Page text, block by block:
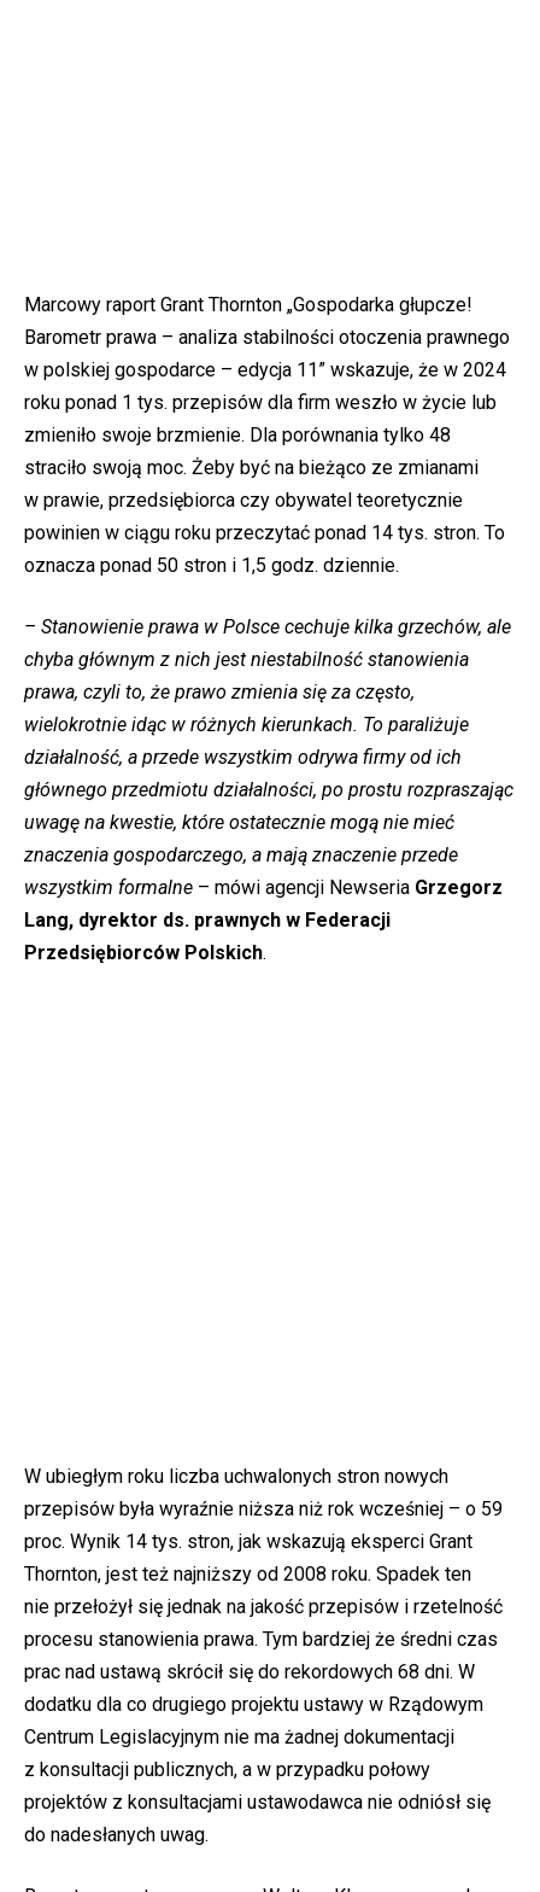
Marcowy raport Grant Thornton „Gospodarka głupcze!
Barometr prawa – analiza stabilności otoczenia prawnego
w polskiej gospodarce – edycja 11” wskazuje, że w 2024
roku ponad 1 tys. przepisów dla firm weszło w życie lub
zmieniło swoje brzmienie. Dla porównania tylko 48
straciło swoją moc. Żeby być na bieżąco ze zmianami
w prawie, przedsiębiorca czy obywatel teoretycznie
powinien w ciągu roku przeczytać ponad 14 tys. stron. To
oznacza ponad 50 stron i 1,5 godz. dziennie.
– Stanowienie prawa w Polsce cechuje kilka grzechów, ale
chyba głównym z nich jest niestabilność stanowienia
prawa, czyli to, że prawo zmienia się za często,
wielokrotnie idąc w różnych kierunkach. To paraliżuje
działalność, a przede wszystkim odrywa firmy od ich
głównego przedmiotu działalności, po prostu rozpraszając
uwagę na kwestie, które ostatecznie mogą nie mieć
znaczenia gospodarczego, a mają znaczenie przede
wszystkim formalne – mówi agencji Newseria Grzegorz
Lang, dyrektor ds. prawnych w Federacji
Przedsiębiorców Polskich.
W ubiegłym roku liczba uchwalonych stron nowych
przepisów była wyraźnie niższa niż rok wcześniej – o 59
proc. Wynik 14 tys. stron, jak wskazują eksperci Grant
Thornton, jest też najniższy od 2008 roku. Spadek ten
nie przełożył się jednak na jakość przepisów i rzetelność
procesu stanowienia prawa. Tym bardziej że średni czas
prac nad ustawą skrócił się do rekordowych 68 dni. W
dodatku dla co drugiego projektu ustawy w Rządowym
Centrum Legislacyjnym nie ma żadnej dokumentacji
z konsultacji publicznych, a w przypadku połowy
projektów z konsultacjami ustawodawca nie odniósł się
do nadesłanych uwag.